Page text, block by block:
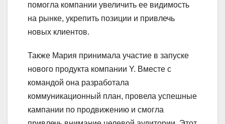
помогла компании увеличить ее видимость
на рынке, укрепить позиции и привлечь
новых клиентов.
Также Мария принимала участие в запуске
нового продукта компании Y. Вместе с
командой она разработала
коммуникационный план, провела успешные
кампании по продвижению и смогла